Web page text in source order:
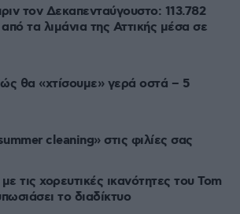
τον Δεκαπενταύγουστο: 113.782
τα λιμάνια της Αττικής μέσα σε
θα «χτίσουμε» γερά οστά – 5
cleaning» στις φιλίες σας
τις χορευτικές ικανότητες του Tom
το διαδίκτυο